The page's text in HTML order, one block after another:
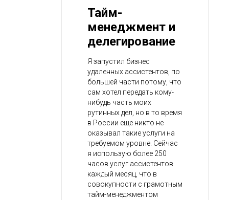
Тайм-
менеджмент и
делегирование
Я запустил бизнес
удаленных ассистентов, по
большей части потому, что
сам хотел передать кому-
нибудь часть моих
рутинных дел, но в то время
в России еще никто не
оказывал такие услуги на
требуемом уровне. Сейчас
я использую более 250
часов услуг ассистентов
каждый месяц, что в
совокупности с грамотным
тайм-менеджментом